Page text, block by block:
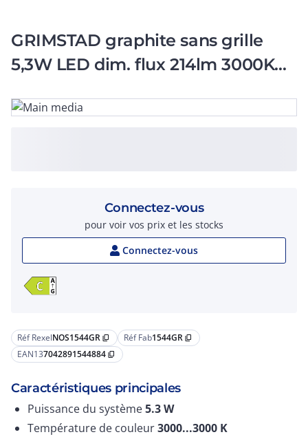
GRIMSTAD graphite sans grille
5,3W LED dim. flux 214lm 3000K
Réf RexelNOS1544GR content_copy Réf Fab1544GR content_copy
EAN137042891544884 content_copy
Caractéristiques principales
Puissance du système5.3W
Température de couleur3000...3000 K
Connectez-vous
pour voir vos prix et les stocks
Connectez-vous